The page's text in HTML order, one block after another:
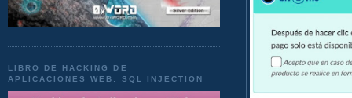
LIBRO DE HACKING DE
APLICACIONES WEB: SQL INJECTION